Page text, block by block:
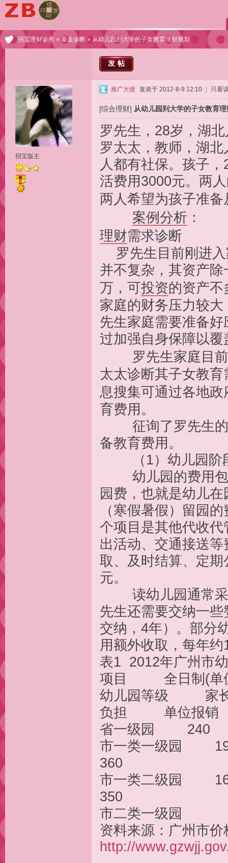
招宝理财诊所 »基金诊断 » 从幼儿园到大学的子女教育理财规划
发帖
招宝版主
推广大使 发表于 2012-8-9 12:10 只看
[综合理财] 从幼儿园到大学的子女教育
罗先生，28岁，湖
罗太太，教师，湖
人都有社保。孩子
活费用3000元。两
两人希望为孩子准
案例分析 ：
理财需求诊断
罗先生目前刚进入
并不复杂，其资产
万，可投资的资产
家庭的财务压力较
先生家庭需要准备
过加强自身保障以
罗先生家庭目前
太太诊断其子女教
息搜集可通过各地政
育费用。
征询了罗先生的
备教育费用。
（1）幼儿园阶
幼儿园的费用包
园费，也就是幼儿
（寒假暑假）留园
个项目是其他代收
出活动、交通接送
取、及时结算、定
元。
读幼儿园通常采
先生还需要交纳一
交纳，4年）。部分
用额外收取，每年
表1 2012年广州市
项目 全日制(单
幼儿园等级
负担 单位报
省一级园
市一类一
360
市一类二
350
市二
资料来源：广州市价
http://